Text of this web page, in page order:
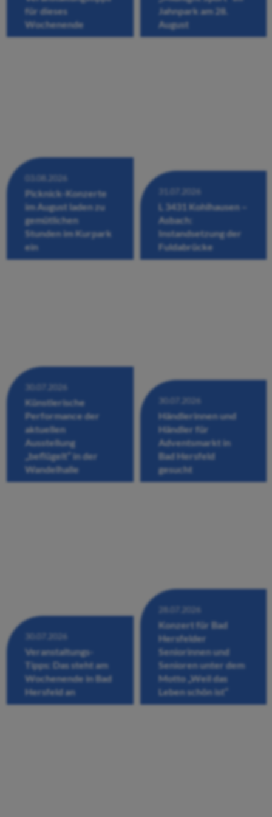
für dieses
Wochenende
Jahnpark am 28.
August
03.08.2026
Picknick-Konzerte
im August laden zu
gemütlichen
Stunden im Kurpark
ein
31.07.2026
L 3431 Kohlhausen –
Asbach:
Instandsetzung der
Fuldabrücke
30.07.2026
Künstlerische
Performance der
aktuellen
Ausstellung
„beflügelt“ in der
Wandelhalle
30.07.2026
Händlerinnen und
Händler für
Adventsmarkt in
Bad Hersfeld
gesucht
30.07.2026
Veranstaltungs-
Tipps: Das steht am
Wochenende in Bad
Hersfeld an
28.07.2026
Konzert für Bad
Hersfelder
Seniorinnen und
Senioren unter dem
Motto „Weil das
Leben schön ist“